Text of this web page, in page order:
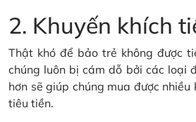
2. Khuyến khích
Thật khó để bảo trẻ không được
chúng luôn bị cám dỗ bởi các loại
hơn sẽ giúp chúng mua được
tiêu tiền.